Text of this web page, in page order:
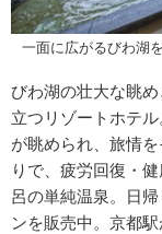
一面に広がるびわ湖
びわ湖の壮大な眺
立つリゾートホテ
が眺められ、旅情
りで、疲労回復・
呂の単純温泉。日
ンを販売中。京都